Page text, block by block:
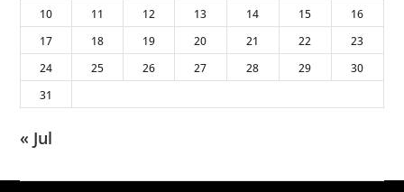
10
11 12 13 14 15
16
17
18 19 20 21 22
23
24
25 26 27 28 29
30
31
« Jul